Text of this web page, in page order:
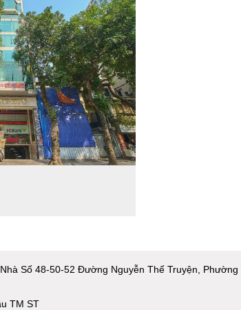
Số 48-50-52 Đường Nguyễn Thế Truyện,
TM ST